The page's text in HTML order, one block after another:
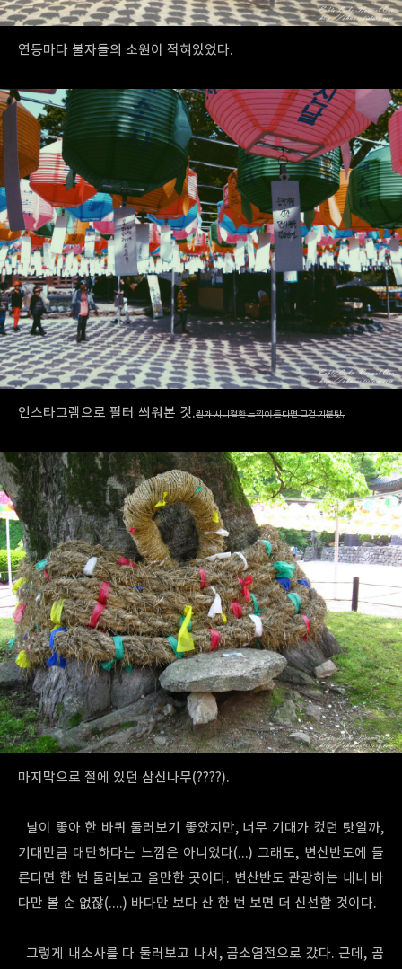
연등마다 불자들의 소원이 적혀있었다.
인스타그램으로 필터 씌워본 것.뭔가 시니컬한 느낌이 든다면 그건 기분탓.
마지막으로 절에 있던 삼신나무(????).
날이 좋아 한 바퀴 둘러보기 좋았지만, 너무 기대가 컸던 탓일까,
기대만큼 대단하다는 느낌은 아니었다(...) 그래도, 변산반도에 들
른다면 한 번 둘러보고 올만한 곳이다. 변산반도 관광하는 내내 바
다만 볼 순 없잖(....) 바다만 보다 산 한 번 보면 더 신선할 것이다.
그렇게 내소사를 다 둘러보고 나서, 곰소염전으로 갔다. 근데, 곰